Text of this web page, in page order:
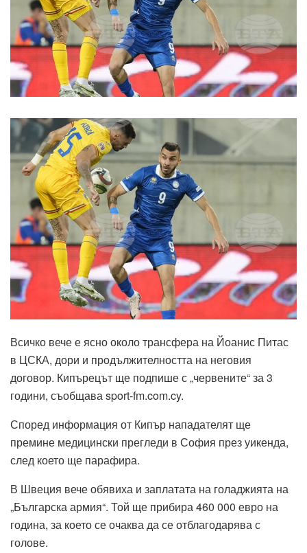
Всичко вече е ясно около трансфера на Йоанис Питас
в ЦСКА, дори и продължителността на неговия
договор. Кипърецът ще подпише с „червените“ за 3
години, съобщава sport-fm.com.cy.
Според информация от Кипър нападателят ще
премине медицински прегледи в София през уикенда,
след което ще парафира.
В Швеция вече обявиха и заплатата на голаджията на
„Българска армия“. Той ще прибира 460 000 евро на
година, за което се очаква да се отблагодарява с
голове.